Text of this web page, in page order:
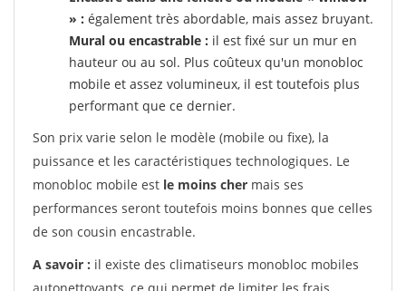
» : également très abordable, mais assez bruyant.
Mural ou encastrable : il est fixé sur un mur en
hauteur ou au sol. Plus coûteux qu'un monobloc
mobile et assez volumineux, il est toutefois plus
performant que ce dernier.
Son prix varie selon le modèle (mobile ou fixe), la
puissance et les caractéristiques technologiques. Le
monobloc mobile est le moins cher mais ses
performances seront toutefois moins bonnes que celles
de son cousin encastrable.
A savoir : il existe des climatiseurs monobloc mobiles